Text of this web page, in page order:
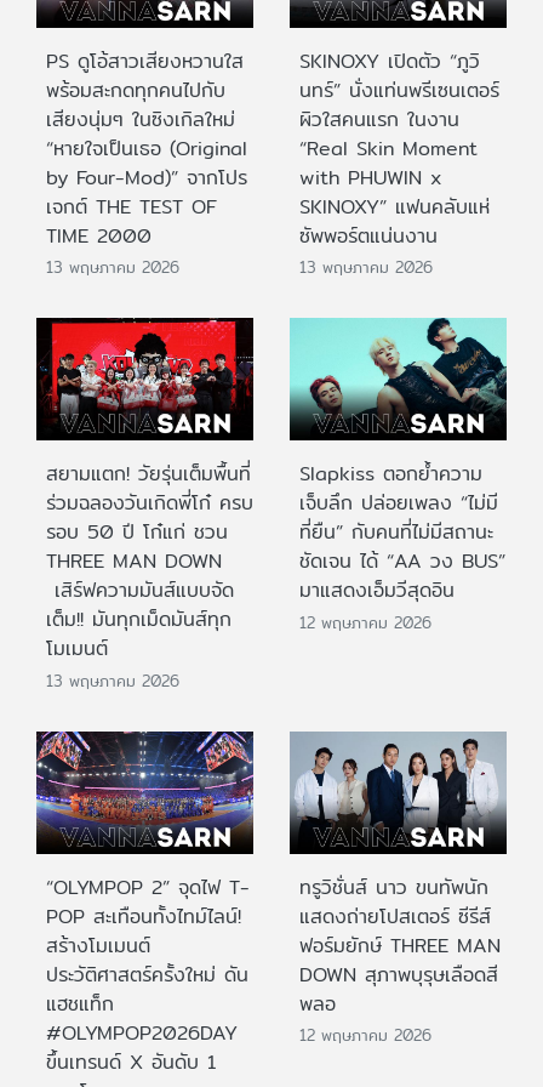
PS ดูโอ้สาวเสียงหวานใส
พร้อมสะกดทุกคนไปกับ
เสียงนุ่มๆ ในซิงเกิลใหม่
“หายใจเป็นเธอ (Original
by Four-Mod)” จากโปร
เจกต์ THE TEST OF
TIME 2000
13 พฤษภาคม 2026
SKINOXY เปิดตัว “ภูวิ
นทร์” นั่งแท่นพรีเซนเตอร์
ผิวใสคนแรก ในงาน
“Real Skin Moment
with PHUWIN x
SKINOXY” แฟนคลับแห่
ซัพพอร์ตแน่นงาน
13 พฤษภาคม 2026
สยามแตก! วัยรุ่นเต็มพื้นที่
ร่วมฉลองวันเกิดพี่โก๋ ครบ
รอบ 50 ปี โก๋แก่ ชวน
THREE MAN DOWN
เสิร์ฟความมันส์แบบจัด
เต็ม!! มันทุกเม็ดมันส์ทุก
โมเมนต์
13 พฤษภาคม 2026
Slapkiss ตอกย้ำความ
เจ็บลึก ปล่อยเพลง “ไม่มี
ที่ยืน” กับคนที่ไม่มีสถานะ
ชัดเจน ได้ “AA วง BUS”
มาแสดงเอ็มวีสุดอิน
12 พฤษภาคม 2026
“OLYMPOP 2” จุดไฟ T-
POP สะเทือนทั้งไทม์ไลน์!
สร้างโมเมนต์
ประวัติศาสตร์ครั้งใหม่ ดัน
แฮชแท็ก
#OLYMPOP2026DAY
ขึ้นเทรนด์ X อันดับ 1
ทรูวิชั่นส์ นาว ขนทัพนัก
แสดงถ่ายโปสเตอร์ ซีรีส์
ฟอร์มยักษ์ THREE MAN
DOWN สุภาพบุรุษเลือดสี
พลอ
12 พฤษภาคม 2026